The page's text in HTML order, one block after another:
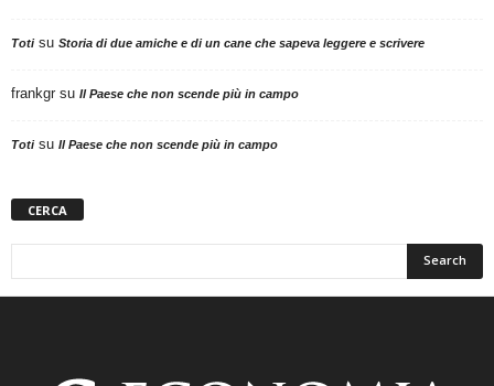
Totisu Storia di due amiche e di un cane che sapeva leggere e scrivere
frankgr su Il Paese che non scende più in campo
Totisu Il Paese che non scende più in campo
CERCA